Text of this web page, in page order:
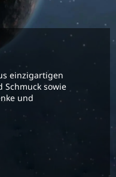
einzigartigen
Schmuck sowie
und